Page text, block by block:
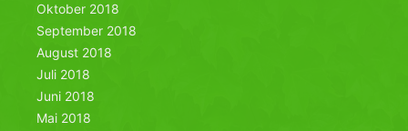
Oktober 2018
September 2018
August 2018
Juli 2018
Juni 2018
Mai 2018